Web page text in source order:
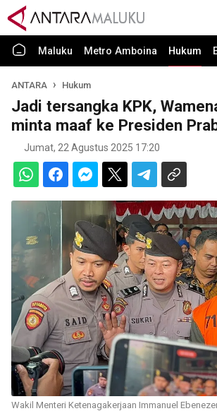
Maluku Metro Amboina Hukum
ANTARA Hukum
Jadi tersangka KPK,
minta maaf ke Presiden
Jumat, 22 Agustus 2025 17:20
Wakil Menteri Ketenagakerjaan Immanuel